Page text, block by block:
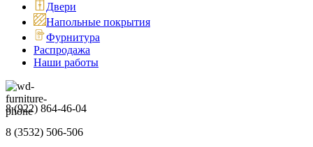
Двери
Напольные покрытия
Фурнитура
Распродажа
Наши работы
8 (922) 864-46-04
8 (3532) 506-506